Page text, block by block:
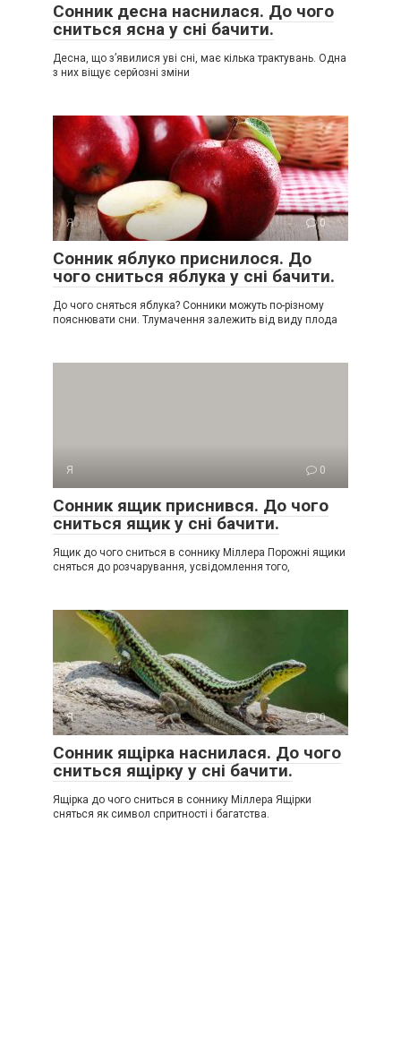
Сонник десна наснилася. До чого
сниться ясна у сні бачити.
Десна, що з’явилися уві сні, має кілька трактувань. Одна
з них віщує серйозні зміни
Я 0
Сонник яблуко приснилося. До
чого сниться яблука у сні бачити.
До чого сняться яблука? Сонники можуть по-різному
пояснювати сни. Тлумачення залежить від виду плода
Я 0
Сонник ящик приснився. До чого
сниться ящик у сні бачити.
Ящик до чого сниться в соннику Міллера Порожні ящики
сняться до розчарування, усвідомлення того,
Я 0
Сонник ящірка наснилася. До чого
сниться ящірку у сні бачити.
Ящірка до чого сниться в соннику Міллера Ящірки
сняться як символ спритності і багатства.